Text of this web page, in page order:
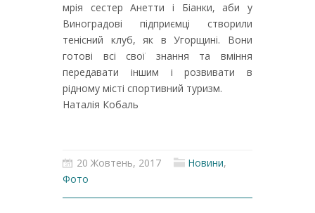
мрія сестер Анетти і Біанки, аби у
Виноградові підприємці створили
тенісний клуб, як в Угорщині. Вони
готові всі свої знання та вміння
передавати іншим і розвивати в
рідному місті спортивний туризм.
Наталія Кобаль
20 Жовтень, 2017 Новини,
Фото